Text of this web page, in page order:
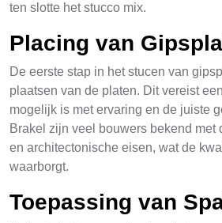
ten slotte het stucco mix.
Placing van
De eerste stap in het stucen van
plaatsen van de platen. Dit vereist
mogelijk is met ervaring en de juiste
Brakel zijn veel bouwers bekend met
en architectonische eisen, wat de
waarborgt.
Toepassing van